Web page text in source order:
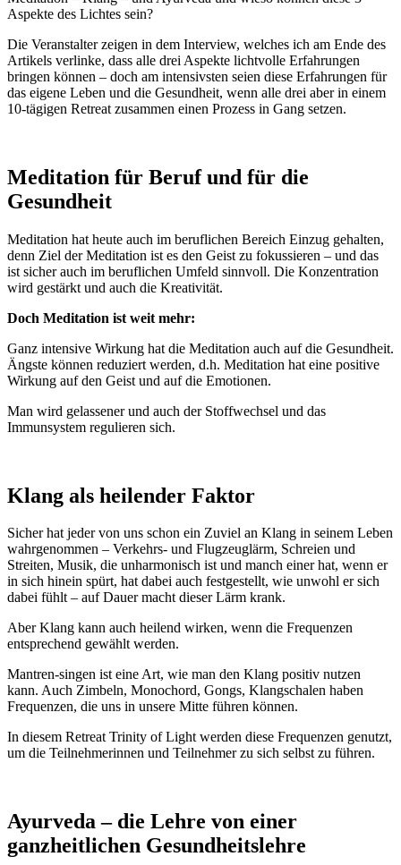
Aspekte des Lichtes sein?
Die Veranstalter zeigen in dem Interview, welches ich am Ende des
Artikels verlinke, dass alle drei Aspekte lichtvolle Erfahrungen
bringen können – doch am intensivsten seien diese Erfahrungen für
das eigene Leben und die Gesundheit, wenn alle drei aber in einem
10-tägigen Retreat zusammen einen Prozess in Gang setzen.
Meditation für Beruf und für die
Gesundheit
Meditation hat heute auch im beruflichen Bereich Einzug gehalten,
denn Ziel der Meditation ist es den Geist zu fokussieren – und das
ist sicher auch im beruflichen Umfeld sinnvoll. Die Konzentration
wird gestärkt und auch die Kreativität.
Doch Meditation ist weit mehr:
Ganz intensive Wirkung hat die Meditation auch auf die Gesundheit.
Ängste können reduziert werden, d.h. Meditation hat eine positive
Wirkung auf den Geist und auf die Emotionen.
Man wird gelassener und auch der Stoffwechsel und das
Immunsystem regulieren sich.
Klang als heilender Faktor
Sicher hat jeder von uns schon ein Zuviel an Klang in seinem Leben
wahrgenommen – Verkehrs- und Flugzeuglärm, Schreien und
Streiten, Musik, die unharmonisch ist und manch einer hat, wenn er
in sich hinein spürt, hat dabei auch festgestellt, wie unwohl er sich
dabei fühlt – auf Dauer macht dieser Lärm krank.
Aber Klang kann auch heilend wirken, wenn die Frequenzen
entsprechend gewählt werden.
Mantren-singen ist eine Art, wie man den Klang positiv nutzen
kann. Auch Zimbeln, Monochord, Gongs, Klangschalen haben
Frequenzen, die uns in unsere Mitte führen können.
In diesem Retreat Trinity of Light werden diese Frequenzen genutzt,
um die Teilnehmerinnen und Teilnehmer zu sich selbst zu führen.
Ayurveda – die Lehre von einer
ganzheitlichen Gesundheitslehre